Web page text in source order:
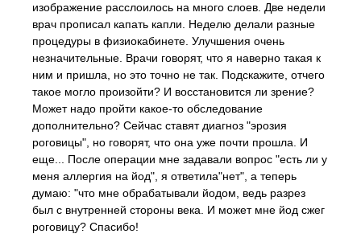
изображение расслоилось на много слоев. Две недели
врач прописал капать капли. Неделю делали разные
процедуры в физиокабинете. Улучшения очень
незначительные. Врачи говорят, что я наверно такая к
ним и пришла, но это точно не так. Подскажите, отчего
такое могло произойти? И восстановится ли зрение?
Может надо пройти какое-то обследование
дополнительно? Сейчас ставят диагноз "эрозия
роговицы", но говорят, что она уже почти прошла. И
еще... После операции мне задавали вопрос "есть ли у
меня аллергия на йод", я ответила"нет", а теперь
думаю: "что мне обрабатывали йодом, ведь разрез
был с внутренней стороны века. И может мне йод сжег
роговицу? Спасибо!